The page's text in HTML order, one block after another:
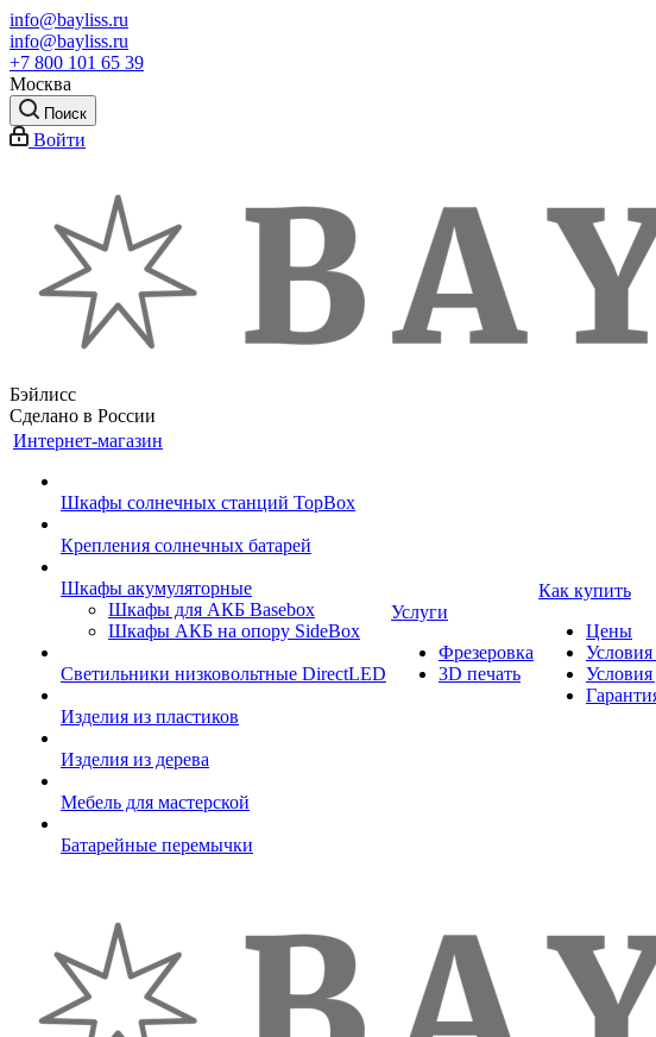
info@bayliss.ru
info@bayliss.ru
+7 800 101 65 39
Москва
Поиск
Войти
Бэйлисс
Сделано в России
Интернет-магазин
Шкафы солнечных станций TopBox
Крепления солнечных батарей
Шкафы акумуляторные
Шкафы для АКБ Basebox
Шкафы АКБ на опору SideBox
Светильники низковольтные DirectLED
Изделия из пластиков
Изделия из дерева
Мебель для мастерской
Батарейные перемычки
Услуги
Фрезеровка
3D печать
Как купить
Цены
Условия